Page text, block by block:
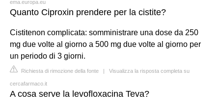
ema.europa.eu
Quanto Ciproxin prendere per la cistite?
Cistitenon complicata: somministrare una dose da 250
mg due volte al giorno a 500 mg due volte al giorno per
un periodo di 3 giorni.
Richiesta di rimozione della fonte | Visualizza la risposta completa su
cercafarmaco.it
A cosa serve la levofloxacina Teva?